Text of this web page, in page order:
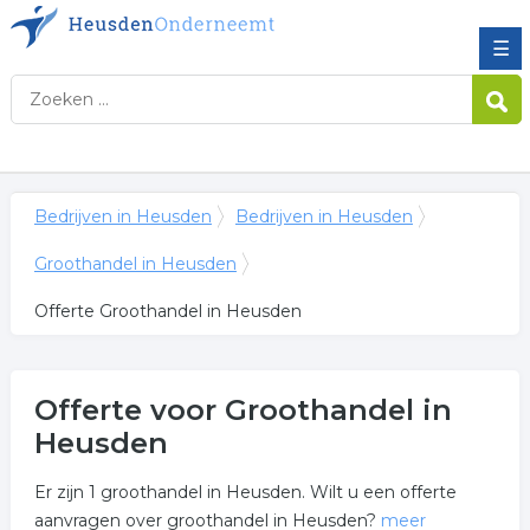
☰
Bedrijven in Heusden Bedrijven in Heusden
Groothandel in Heusden
Offerte Groothandel in Heusden
Offerte voor Groothandel in
Heusden
Er zijn 1 groothandel in Heusden. Wilt u een offerte
aanvragen over groothandel in Heusden? meer